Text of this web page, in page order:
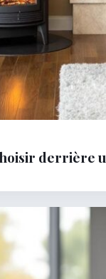
derrière